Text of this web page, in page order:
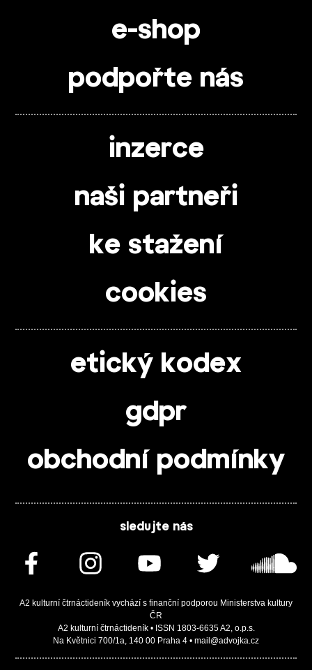
e-shop
podpořte nás
inzerce
naši partneři
ke stažení
cookies
etický kodex
gdpr
obchodní podmínky
sledujte nás
A2 kulturní čtrnáctideník vychází s finanční podporou Ministerstva kultury
ČR
A2 kulturní čtrnáctideník • ISSN 1803-6635 A2, o.p.s.
Na Květnici 700/1a, 140 00 Praha 4 • mail@advojka.cz